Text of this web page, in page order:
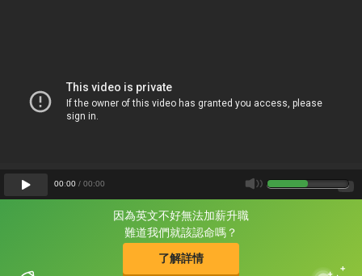
因為英文不好無法加薪升職
難道我們就該認命嗎？
了解詳情
片尾有
攻其不背
的品牌故事
00:00 / 00:00